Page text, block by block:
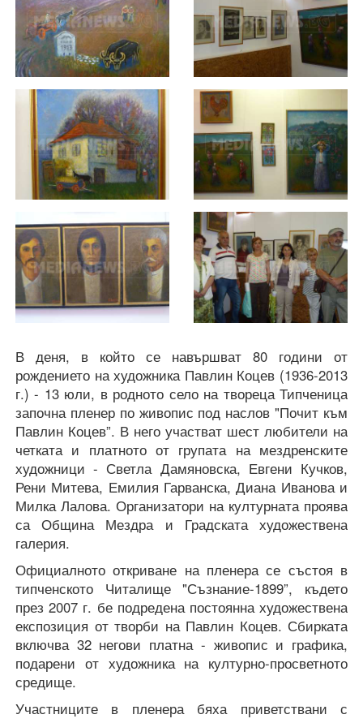
В деня, в който се навършват 80 години от
рождението на художника Павлин Коцев (1936-2013
г.) - 13 юли, в родното село на твореца Типченица
започна пленер по живопис под наслов "Почит към
Павлин Коцев”. В него участват шест любители на
четката и платното от групата на мездренските
художници - Светла Дамяновска, Евгени Кучков,
Рени Митева, Емилия Гарванска, Диана Иванова и
Милка Лалова. Организатори на културната проява
са Община Мездра и Градската художествена
галерия.
Официалното откриване на пленера се състоя в
типченското Читалище "Съзнание-1899”, където
през 2007 г. бе подредена постоянна художествена
експозиция от творби на Павлин Коцев. Сбирката
включва 32 негови платна - живопис и графика,
подарени от художника на културно-просветното
средище.
Участниците в пленера бяха приветствани с